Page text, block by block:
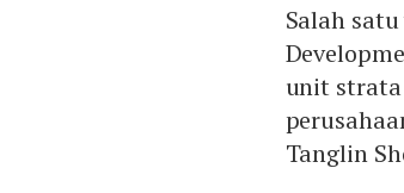
Salah
unit
Tanglin